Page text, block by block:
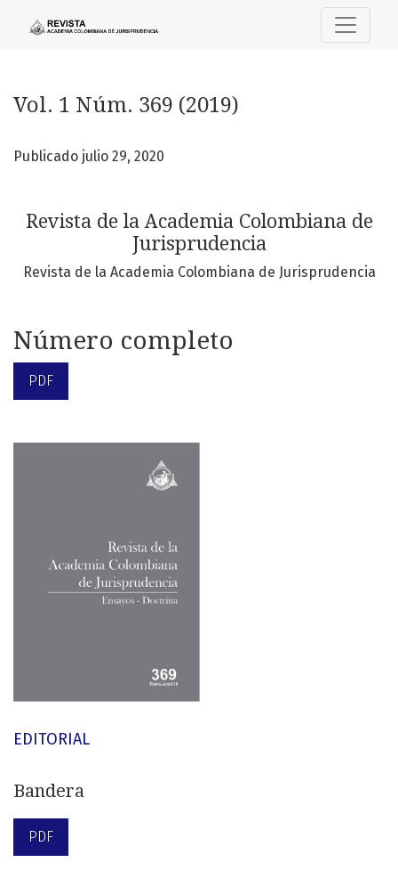
Vol. 1 Núm. 369 (2019): Revista de la Academia
Vol. 1 Núm. 369 (2019)
Publicado julio 29, 2020
Revista de la Academia Colombiana de
Jurisprudencia
Revista de la Academia Colombiana de Jurisprudencia
Número completo
PDF
EDITORIAL
Bandera
PDF